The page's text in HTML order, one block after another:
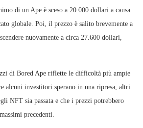
di un Ape è sceso a 20.000 dollari a causa
globale. Poi, il prezzo è salito brevemente a
nuovamente a circa 27.600 dollari,
di Bored Ape riflette le difficoltà più ampie
alcuni investitori sperano in una ripresa, altri
NFT sia passata e che i prezzi potrebbero
precedenti.